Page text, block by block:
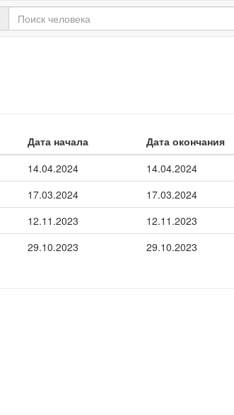
Дата начала Дата окончания
14.04.2024 14.04.2024
17.03.2024 17.03.2024
12.11.2023 12.11.2023
29.10.2023 29.10.2023